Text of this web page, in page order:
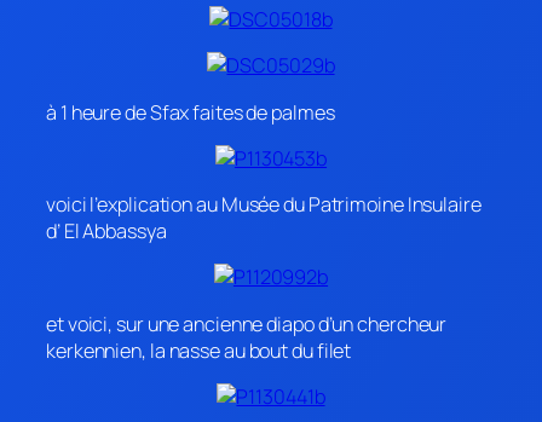
à 1 heure de Sfax faites de palmes
voici l’explication au Musée du Patrimoine Insulaire
d’ El Abbassya
et voici, sur une ancienne diapo d’un chercheur
kerkennien, la nasse au bout du filet